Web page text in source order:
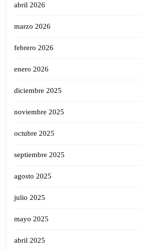
abril 2026
marzo 2026
febrero 2026
enero 2026
diciembre 2025
noviembre 2025
octubre 2025
septiembre 2025
agosto 2025
julio 2025
mayo 2025
abril 2025